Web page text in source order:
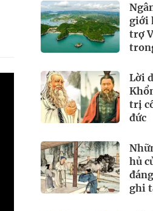
giới
trợ
Lời
trị
đức
hủ
ghi